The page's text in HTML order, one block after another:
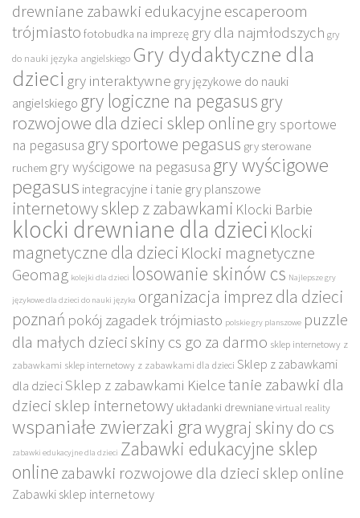
drewniane zabawki edukacyjneescaperoom
trójmiasto fotobudka na imprezę gry dla najmłodszych gry
do nauki języka angielskiego Gry dydaktyczne dla
dzieci gry interaktywne gry językowe do nauki
angielskiego gry logiczne na pegasus gry
rozwojowe dla dzieci sklep online gry sportowe
na pegasusa gry sportowe pegasus gry sterowane
ruchem gry wyścigowe na pegasusa gry wyścigowe
pegasus integracyjne i tanie gry planszowe
internetowy sklep z zabawkami Klocki Barbie
klocki drewniane dla dzieci Klocki
magnetyczne dla dzieci Klocki magnetyczne
Geomag kolejki dla dzieci losowanie skinów cs Najlepsze gry
językowe dla dzieci do nauki języka organizacja imprez dla dzieci
poznań pokój zagadek trójmiasto polskie gry planszowe puzzle
dla małych dzieciskiny cs go za darmo sklep internetowy z
zabawkami sklep internetowy z zabawkami dla dzieci Sklep z zabawkami
dla dzieciSklep z zabawkami Kielcetanie zabawki dla
dzieci sklep internetowy układanki drewniane virtual reality
wspaniałe zwierzaki grawygraj skiny do cs
zabawki edukacyjne dla dzieci Zabawki edukacyjne sklep
onlinezabawki rozwojowe dla dzieci sklep online
Zabawki sklep internetowy